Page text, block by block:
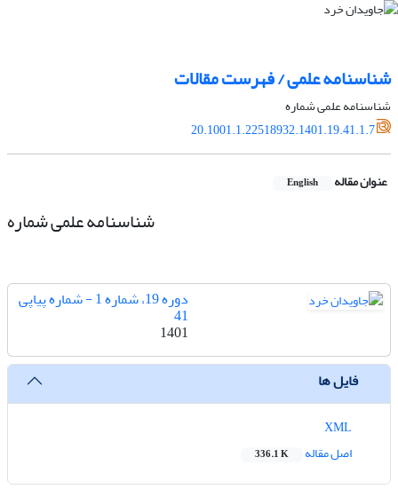
شناسنامه علمی / فهرست مقالات
شناسنامه علمی شماره
20.1001.1.22518932.1401.19.41.1.7
عنوان مقاله English
شناسنامه علمی شماره
دوره 19، شماره 1 - شماره پیاپی
41
1401
فایل ها
اصل مقاله
336.1 K